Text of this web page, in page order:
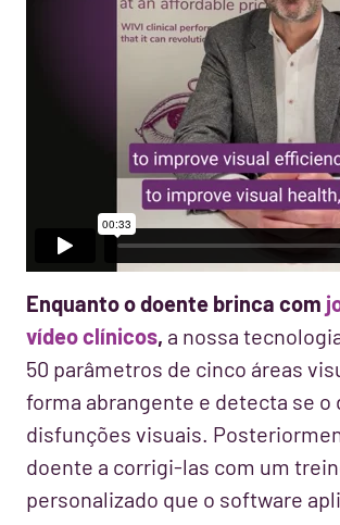
Enquanto o doente brinca com
vídeo clínicos, a nossa
50 parâmetros de cinco áreas
forma abrangente e detecta se o
disfunções visuais.
doente a corrigi-las com um
personalizado que o software